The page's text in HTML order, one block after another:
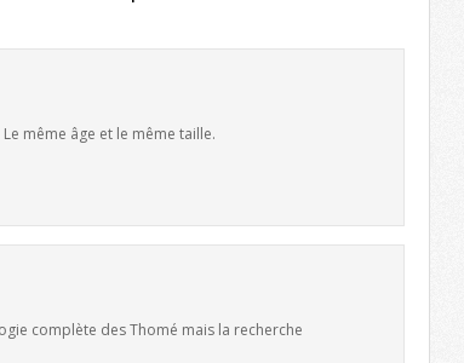
même âge et le même taille.
complète des Thomé mais la recherche